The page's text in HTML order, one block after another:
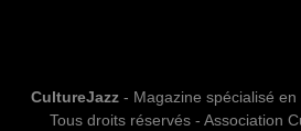
CultureJazz- Magazine spécialisé en
Tous droits réservés - Association